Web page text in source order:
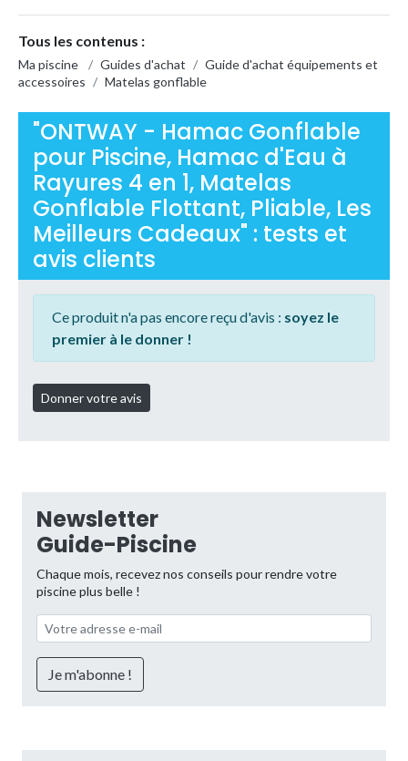
Tous les contenus :
Ma piscine / Guides d'achat / Guide d'achat équipements et
accessoires / Matelas gonflable
"ONTWAY - Hamac Gonflable
pour Piscine, Hamac d'Eau à
Rayures 4 en 1, Matelas
Gonflable Flottant, Pliable, Les
Meilleurs Cadeaux" : tests et
avis clients
Ce produit n'a pas encore reçu d'avis : soyez le
premier à le donner !
Newsletter
Guide-Piscine
Chaque mois, recevez nos conseils pour rendre votre
piscine plus belle !